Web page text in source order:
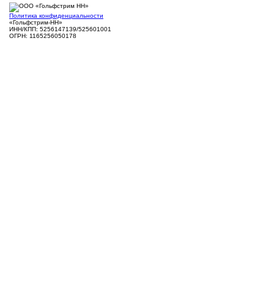
Политика конфиденциальности
«Гольфстрим-НН»
ИНН/КПП: 5256147139/525601001
ОГРН: 1165256050178